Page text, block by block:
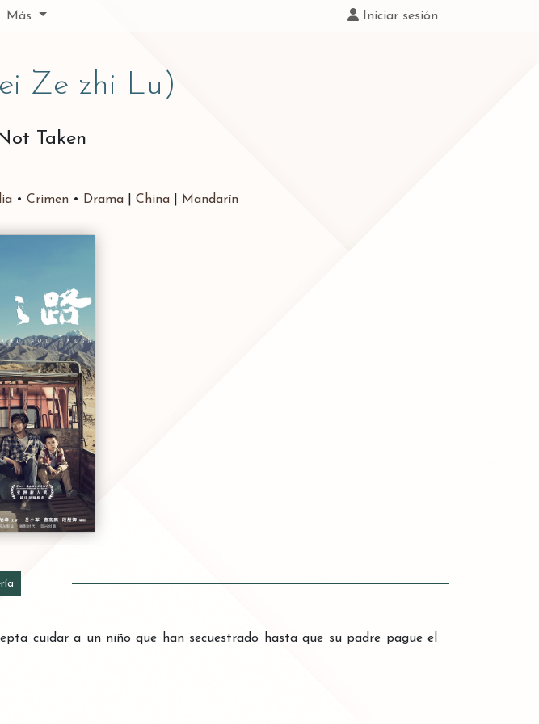
Más Iniciar sesión
Ze zhi Lu)
Taken
• Crimen • Drama China Mandarín
cuidar a un niño que han secuestrado hasta que su padre pague el